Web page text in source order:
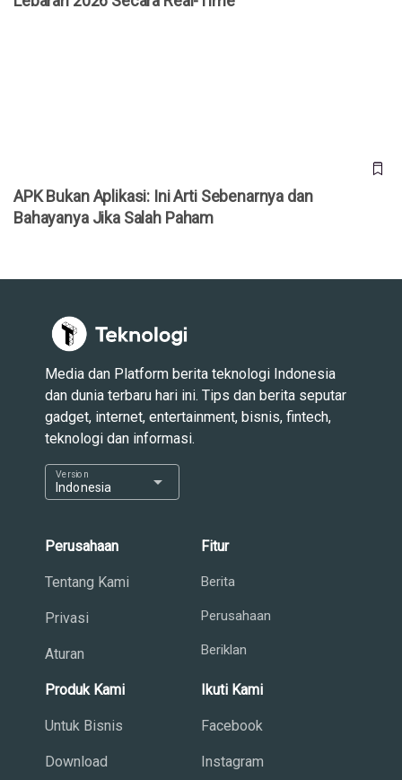
APK Bukan Aplikasi: Ini Arti Sebenarnya dan
Bahayanya Jika Salah Paham
Media dan Platform berita teknologi Indonesia
dan dunia terbaru hari ini. Tips dan berita seputar
gadget, internet, entertainment, bisnis, fintech,
teknologi dan informasi.
Indonesia
Version arrow_drop_down
Perusahaan
Tentang Kami
Privasi
Aturan
Fitur
Berita
Perusahaan
Beriklan
Produk Kami
Untuk Bisnis
Download
Ikuti Kami
Facebook
Instagram